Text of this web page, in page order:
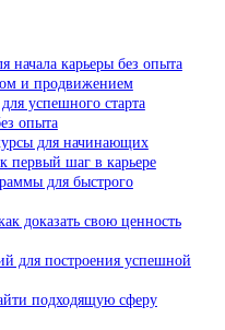
начала карьеры без опыта
и продвижением
успешного старта
опыта
для начинающих
первый шаг в карьере
для быстрого
доказать свою ценность
для построения успешной
подходящую сферу